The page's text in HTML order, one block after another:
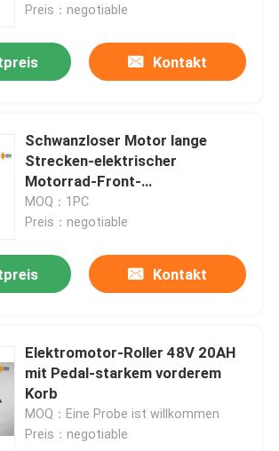
Preis：negotiable
Kontakt
Schwanzloser Motor lange
Strecken-elektrischer
Motorrad-Front-
Scheibenbremse DCs
MOQ：1PC
Preis：negotiable
Kontakt
Elektromotor-Roller 48V 20AH
mit Pedal-starkem vorderem
Korb
MOQ：Eine Probe ist willkommen
Preis：negotiable